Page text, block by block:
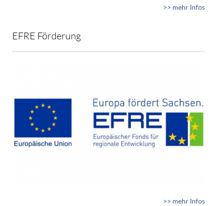
>> mehr Infos
EFRE Förderung
>> mehr Infos